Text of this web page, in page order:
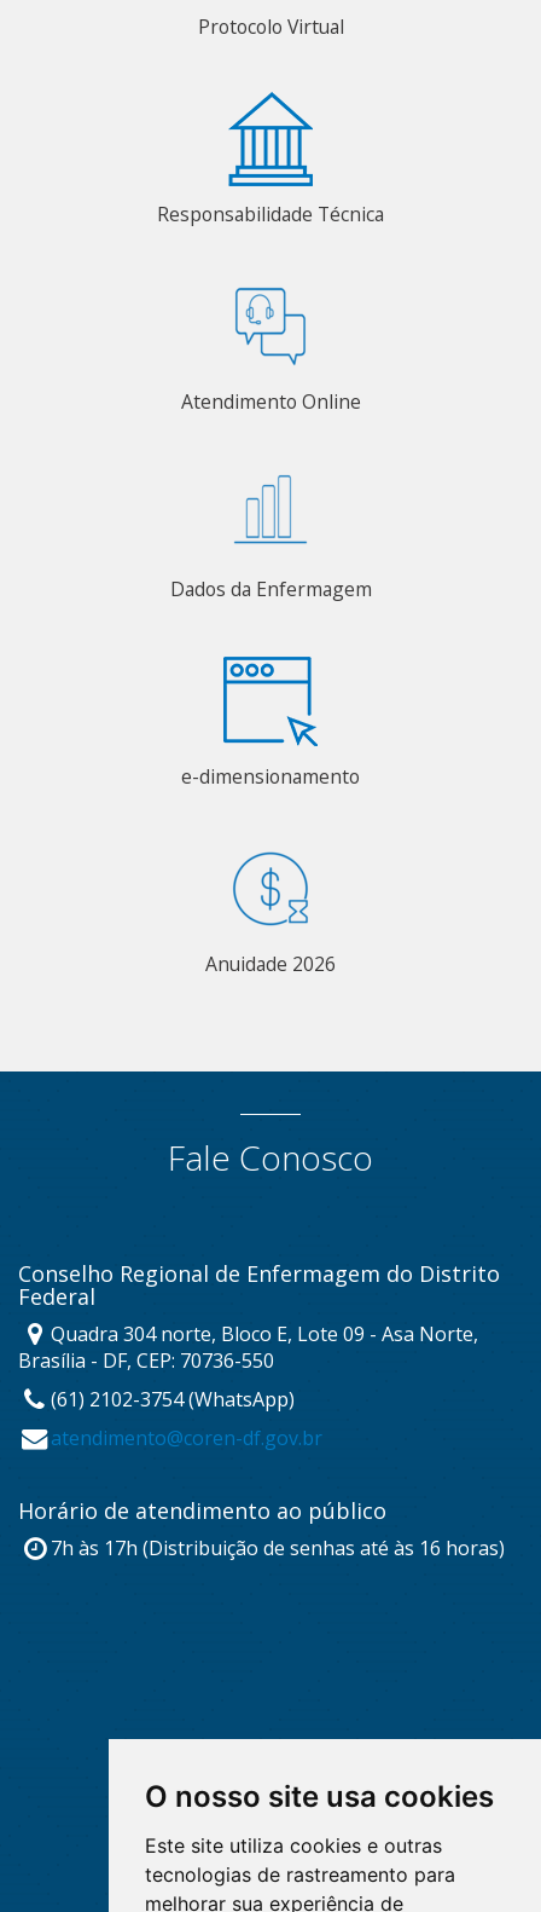
O nosso site usa cookies
Este site utiliza cookies e outras
tecnologias de rastreamento para
melhorar sua experiência de
Protocolo Virtual
Responsabilidade Técnica
Atendimento Online
Dados da Enfermagem
e-dimensionamento
Anuidade 2026
Fale Conosco
Conselho Regional de Enfermagem do Distrito
Federal
Quadra 304 norte, Bloco E, Lote 09 - Asa Norte,
Brasília - DF, CEP: 70736-550
(61) 2102-3754 (WhatsApp)
atendimento@coren-df.gov.br
Horário de atendimento ao público
7h às 17h (Distribuição de senhas até às 16 horas)